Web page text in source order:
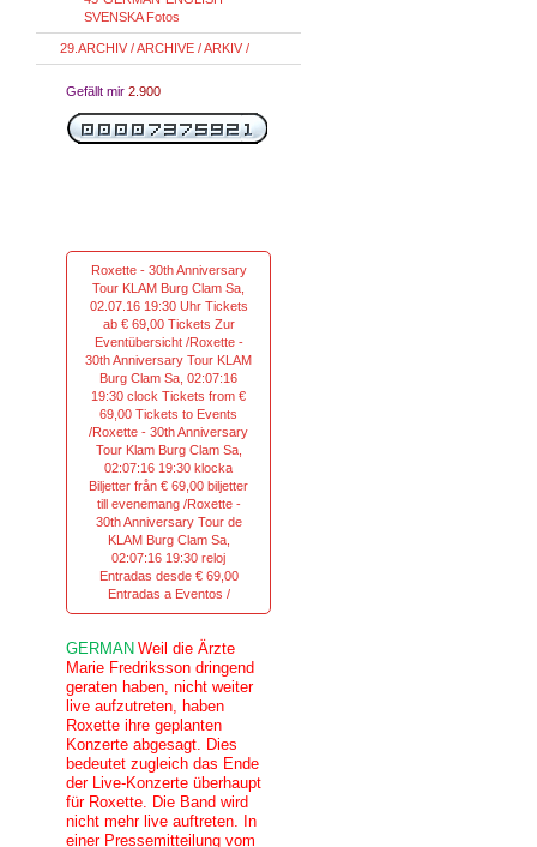
SVENSKA Fotos
29.ARCHIV / ARCHIVE / ARKIV /
Gefällt mir 2.900
Roxette - 30th Anniversary
Tour KLAM Burg Clam Sa,
02.07.16 19:30 Uhr Tickets
ab € 69,00 Tickets Zur
Eventübersicht /Roxette -
30th Anniversary Tour KLAM
Burg Clam Sa, 02:07:16
19:30 clock Tickets from €
69,00 Tickets to Events
/Roxette - 30th Anniversary
Tour Klam Burg Clam Sa,
02:07:16 19:30 klocka
Biljetter från € 69,00 biljetter
till evenemang /Roxette -
30th Anniversary Tour de
KLAM Burg Clam Sa,
02:07:16 19:30 reloj
Entradas desde € 69,00
Entradas a Eventos /
GERMAN Weil die Ärzte
Marie Fredriksson dringend
geraten haben, nicht weiter
live aufzutreten, haben
Roxette ihre geplanten
Konzerte abgesagt. Dies
bedeutet zugleich das Ende
der Live-Konzerte überhaupt
für Roxette. Die Band wird
nicht mehr live auftreten. In
einer Pressemitteilung vom